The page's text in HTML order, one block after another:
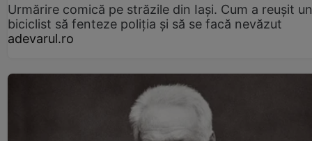
Urmărire comică pe străzile din Iași. Cum a reușit un
biciclist să fenteze poliția și să se facă nevăzut
adevarul.ro